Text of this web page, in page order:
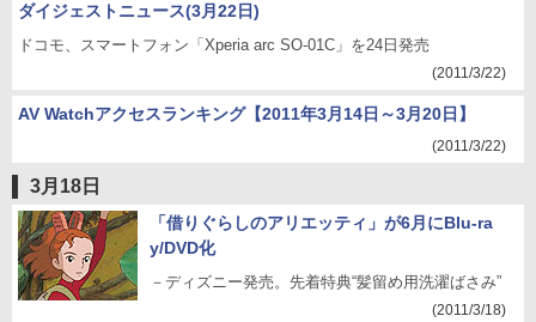
ダイジェストニュース(3月22日)
ドコモ、スマートフォン「Xperia arc SO-01C」を24日発売
(2011/3/22)
AV Watchアクセスランキング【2011年3月14日～3月20日】
(2011/3/22)
3月18日
「借りぐらしのアリエッティ」が6月にBlu-ra
y/DVD化
－ディズニー発売。先着特典“髪留め用洗濯ばさみ”
(2011/3/18)